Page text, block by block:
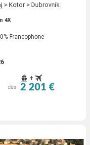
> Kotor > Dubrovnik
4X
Francophone
+
dès 2 201 €